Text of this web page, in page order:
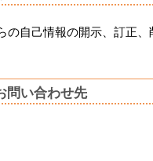
の自己情報の開示、訂正
問い合わせ先